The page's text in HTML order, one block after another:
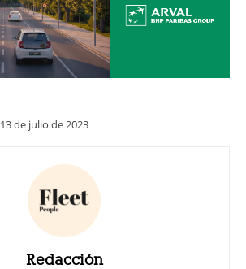
13 de julio de 2023
Redacción